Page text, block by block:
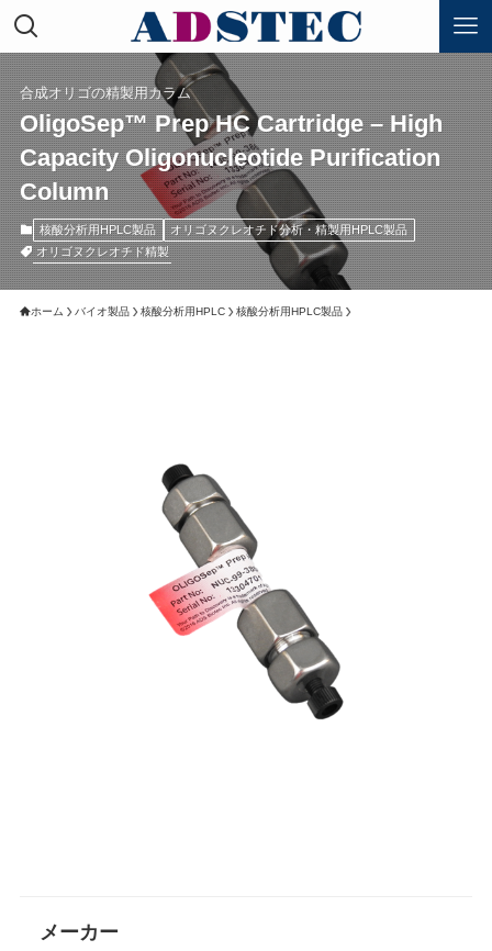
合成オリゴの精製用カラム
OligoSep™ Prep HC Cartridge – High
Capacity Oligonucleotide Purification
Column
核酸分析用HPLC製品
オリゴヌクレオチド分析・精製用HPLC製品
オリゴヌクレオチド精製
ホーム バイオ製品 核酸分析用HPLC 核酸分析用HPLC製品
メーカー